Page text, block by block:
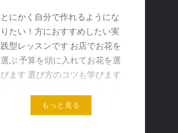
とにかく自分で作れるようにな
りたい！方におすすめしたい実
践型レッスンです お店でお花を
選ぶ 予算を頭に入れてお花を選
びます 選び方のコツも学びます
もっと見る